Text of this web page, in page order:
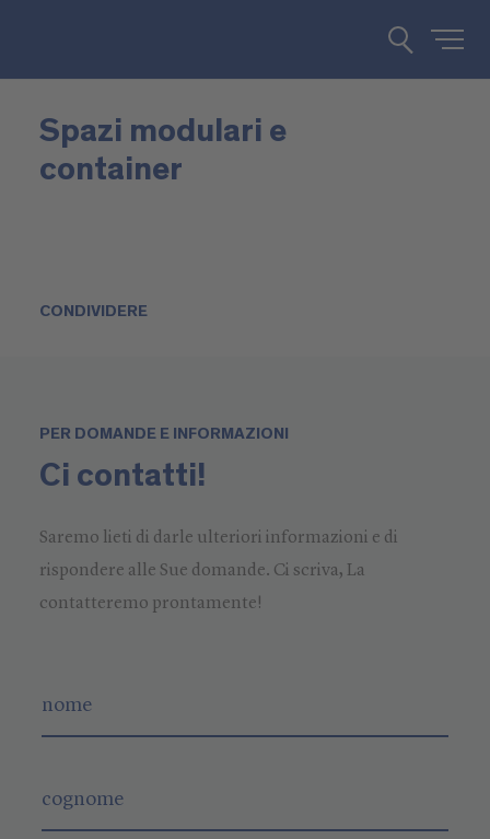
Spazi modulari e
container
CONDIVIDERE
PER DOMANDE E INFORMAZIONI
Ci contatti!
Saremo lieti di darle ulteriori informazioni e di
rispondere alle Sue domande. Ci scriva, La
contatteremo prontamente!